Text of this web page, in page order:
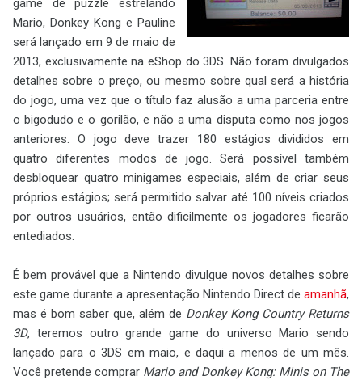
game de puzzle estrelando
Mario, Donkey Kong e Pauline
será lançado em 9 de maio de
2013, exclusivamente na eShop do 3DS. Não foram divulgados
detalhes sobre o preço, ou mesmo sobre qual será a história
do jogo, uma vez que o título faz alusão a uma parceria entre
o bigodudo e o gorilão, e não a uma disputa como nos jogos
anteriores. O jogo deve trazer 180 estágios divididos em
quatro diferentes modos de jogo. Será possível também
desbloquear quatro minigames especiais, além de criar seus
próprios estágios; será permitido salvar até 100 níveis criados
por outros usuários, então dificilmente os jogadores ficarão
entediados.
É bem provável que a Nintendo divulgue novos detalhes sobre
este game durante a apresentação Nintendo Direct de amanhã,
mas é bom saber que, além de Donkey Kong Country Returns
3D, teremos outro grande game do universo Mario sendo
lançado para o 3DS em maio, e daqui a menos de um mês.
Você pretende comprar Mario and Donkey Kong: Minis on The